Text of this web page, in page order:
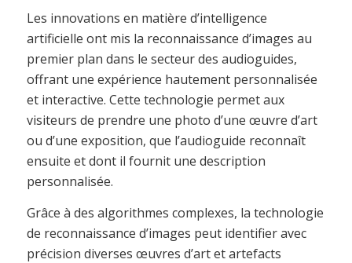
Les innovations en matière d’intelligence
artificielle ont mis la reconnaissance d’images au
premier plan dans le secteur des audioguides,
offrant une expérience hautement personnalisée
et interactive. Cette technologie permet aux
visiteurs de prendre une photo d’une œuvre d’art
ou d’une exposition, que l’audioguide reconnaît
ensuite et dont il fournit une description
personnalisée.
Grâce à des algorithmes complexes, la technologie
de reconnaissance d’images peut identifier avec
précision diverses œuvres d’art et artefacts